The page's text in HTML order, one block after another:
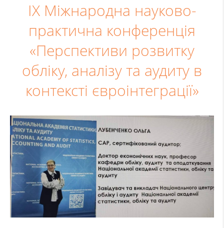
ІX Міжнародна науково-
практична конференція
«Перспективи розвитку
обліку, аналізу та аудиту в
контексті євроінтеграції»